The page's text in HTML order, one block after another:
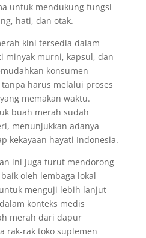
untuk mendukung fungsi
hati, dan otak.
kini tersedia dalam
minyak murni, kapsul, dan
konsumen
harus melalui proses
memakan waktu.
buah merah sudah
menunjukkan adanya
kekayaan hayati Indonesia.
ini juga turut mendorong
oleh lembaga lokal
menguji lebih lanjut
konteks medis
merah dari dapur
rak-rak toko suplemen